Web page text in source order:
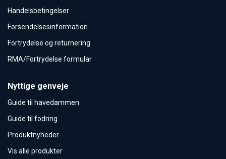
Handelsbetingelser
Forsendelsesinformation
Fortrydelse og returnering
RMA/Fortrydelse formular
Nyttige genveje
Guide til havedammen
Guide til fodring
Produktnyheder
Vis alle produkter